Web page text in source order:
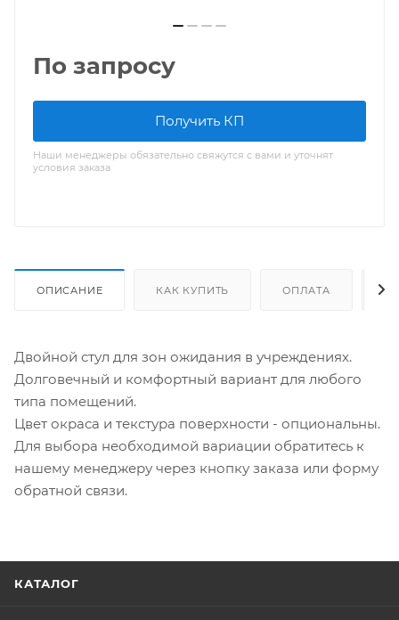
По запросу
Получить КП
Наши менеджеры обязательно свяжутся с вами и уточнят
условия заказа
ОПИСАНИЕ КАК КУПИТЬ ОПЛАТА
Двойной стул для зон ожидания в учреждениях.
Долговечный и комфортный вариант для любого
типа помещений.
Цвет окраса и текстура поверхности - опциональны.
Для выбора необходимой вариации обратитесь к
нашему менеджеру через кнопку заказа или форму
обратной связи.
КАТАЛОГ